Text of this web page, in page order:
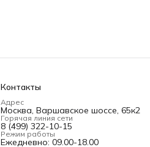
Контакты
Адрес
Москва, Варшавское шоссе, 65к2
Горячая линия сети
8 (499) 322-10-15
Режим работы
Ежедневно: 09.00-18.00